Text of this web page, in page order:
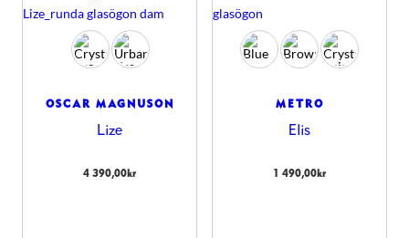
OSCAR MAGNUSON
Lize
4 390,00kr
METRO
Elis
1 490,00kr